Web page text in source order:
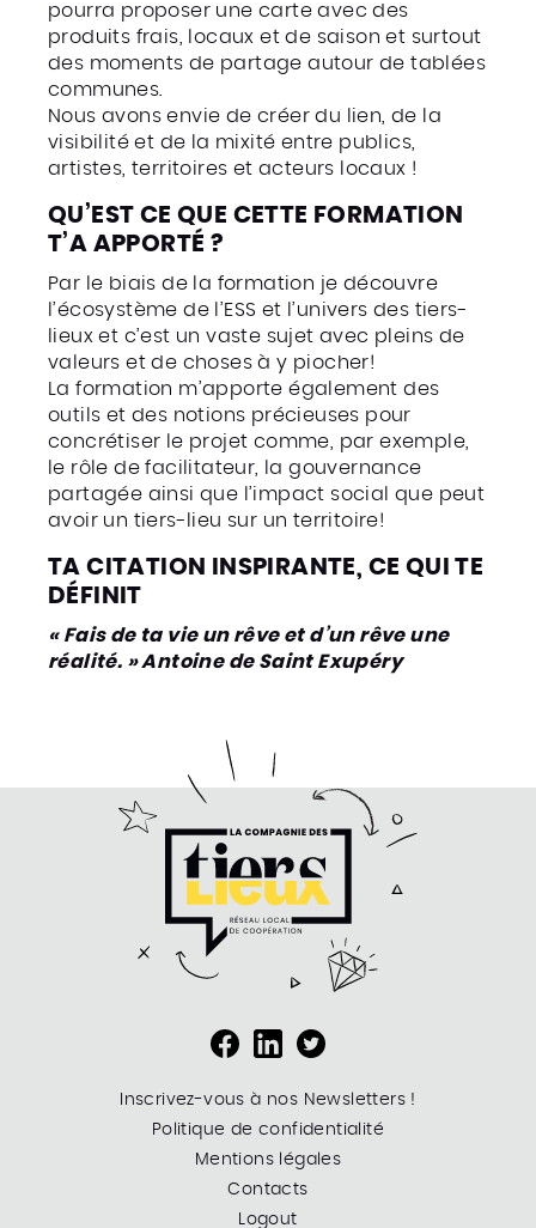
pourra proposer une carte avec des
produits frais, locaux et de saison et surtout
des moments de partage autour de tablées
communes.
Nous avons envie de créer du lien, de la
visibilité et de la mixité entre publics,
artistes, territoires et acteurs locaux !
QU’EST CE QUE CETTE FORMATION
T’A APPORTÉ ?
Par le biais de la formation je découvre
l’écosystème de l’ESS et l’univers des tiers-
lieux et c’est un vaste sujet avec pleins de
valeurs et de choses à y piocher!
La formation m’apporte également des
outils et des notions précieuses pour
concrétiser le projet comme, par exemple,
le rôle de facilitateur, la gouvernance
partagée ainsi que l’impact social que peut
avoir un tiers-lieu sur un territoire!
TA CITATION INSPIRANTE, CE QUI TE
DÉFINIT
« Fais de ta vie un rêve et d’un rêve une
réalité. » Antoine de Saint Exupéry
Inscrivez-vous à nos Newsletters !
Politique de confidentialité
Mentions légales
Contacts
Logout